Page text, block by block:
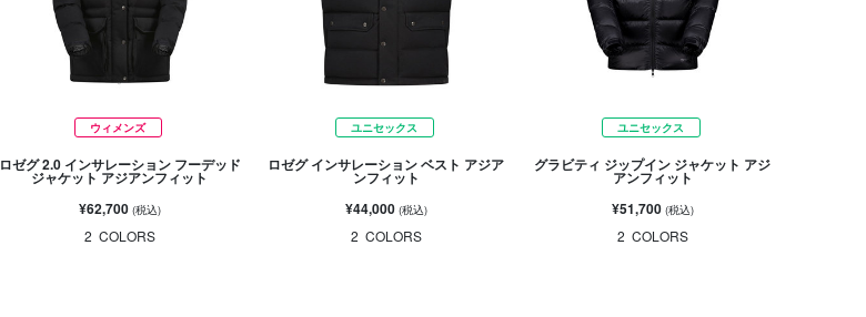
ウィメンズ
ロゼグ 2.0 インサレーション フーデッド
ジャケット アジアンフィット
¥62,700 (税込)
2 COLORS
ユニセックス
ロゼグ インサレーション ベスト アジア
ンフィット
¥44,000 (税込)
2 COLORS
ユニセックス
グラビティ ジップイン ジャケット アジ
アンフィット
¥51,700 (税込)
2 COLORS